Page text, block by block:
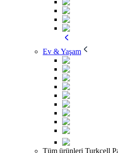
Ev & Yaşam
Tüm ürünleri Turkcell